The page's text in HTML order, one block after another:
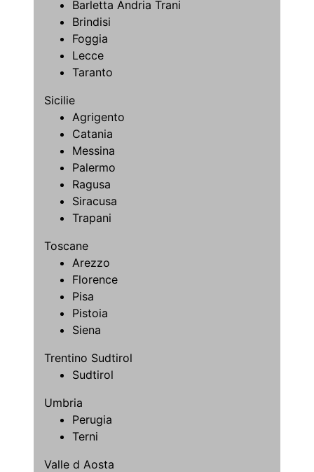
Barletta Andria Trani
Brindisi
Foggia
Lecce
Taranto
Sicilie
Agrigento
Catania
Messina
Palermo
Ragusa
Siracusa
Trapani
Toscane
Arezzo
Florence
Pisa
Pistoia
Siena
Trentino Sudtirol
Sudtirol
Umbria
Perugia
Terni
Valle d Aosta